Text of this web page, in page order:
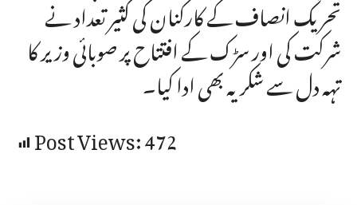
تحریک انصاف کے کارکنان کی کثیر تعداد نے
شرکت کی اور سڑک کے افتتاح پر صوبائی وزیر کا
تہہ دل سے شکریہ بھی ادا کیا۔
Post Views:472